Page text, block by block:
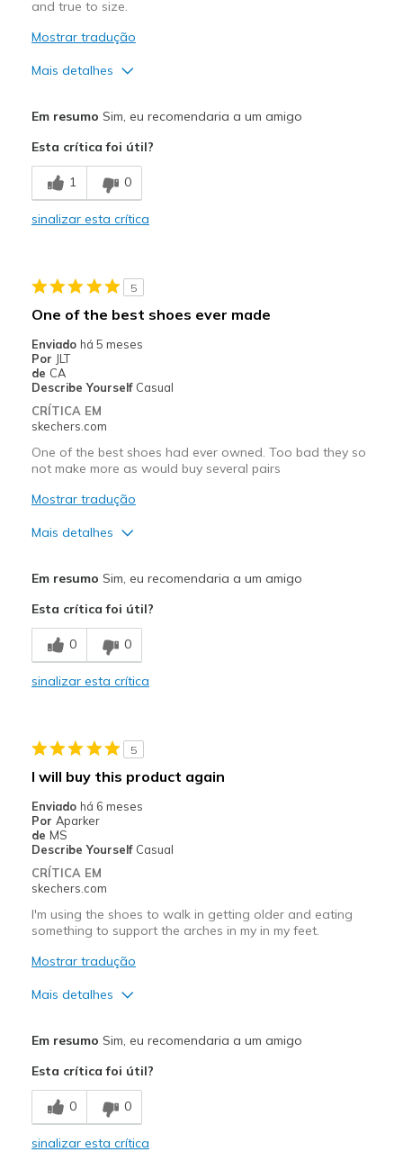
and true to size.
Mostrar tradução
Mais detalhes
Stylish
Melhores utilizações
Casual Wear
Sizing
Feels true to size
View On Shoes
Shoes are for Wearing
Em resumo Sim, eu recomendaria a um amigo
Esta crítica foi útil?
1 0
sinalizar esta crítica
5
One of the best shoes ever made
Enviado há 5 meses
Por JLT
de CA
Describe Yourself Casual
CRÍTICA EM
skechers.com
One of the best shoes had ever owned. Too bad they so
not make more as would buy several pairs
Mostrar tradução
Mais detalhes
Breathe Well
Comfortable
Contras
Melhores utilizações
Going Out
Special Occasions
Travel
Width
View On Shoes
Shoes are for Wearing
Em resumo Sim, eu recomendaria a um amigo
Esta crítica foi útil?
0 0
sinalizar esta crítica
5
I will buy this product again
Enviado há 6 meses
Por Aparker
de MS
Describe Yourself Casual
CRÍTICA EM
skechers.com
I'm using the shoes to walk in getting older and eating
something to support the arches in my in my feet.
Mostrar tradução
Mais detalhes
Breathe Well
Comfortable
Em resumo Sim, eu recomendaria a um amigo
Esta crítica foi útil?
0 0
sinalizar esta crítica